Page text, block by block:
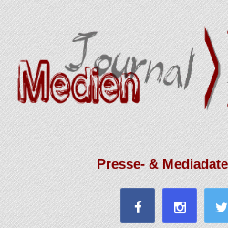
Presse- &